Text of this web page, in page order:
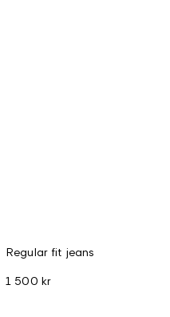
Regular fit jeans
1 500 kr